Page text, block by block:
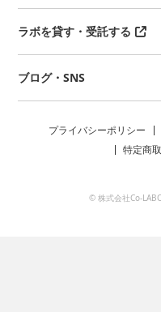
ラボを貸す・受託する
ブログ・SNS
プライバシーポリシー
特定商
© 株式会社Co-